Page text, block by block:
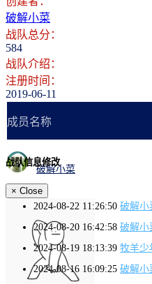
破解小菜
战队总分：
584
战队介绍：
注册时间：
2019-06-11
成员名称
破解小菜
2024-08-22 11:26:50 破解小
2024-08-20 16:42:58 破解小
2024-08-19 18:13:39 牧羊少
2024-08-16 16:09:25 破解小
战队信息修改
× Close